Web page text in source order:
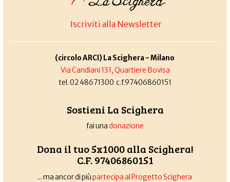
Iscriviti alla Newsletter
(circolo ARCI) La Scighera - Milano
Via Candiani 131, Quartiere Bovisa
tel. 02 48671300 c.f.97406860151
Sostieni La Scighera
fai unadonazione
Dona il tuo 5x1000 alla Scighera!
C.F. 97406860151
... ma ancor di piùpartecipa al Progetto Scighera